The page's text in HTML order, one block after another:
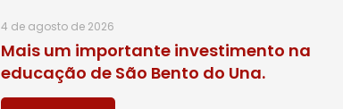
4 de agosto de 2026
Mais um importante investimento na
educação de São Bento do Una.